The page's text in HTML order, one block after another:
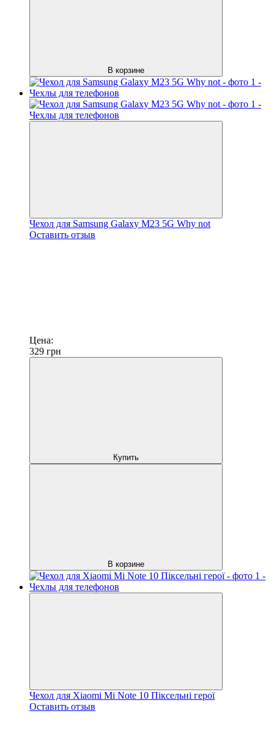
В корзине
Чехол для Samsung Galaxy M23 5G Why not
Оставить отзыв
Цена:
329 грн
Купить
В корзине
Чехол для Xiaomi Mi Note 10 Піксельні герої
Оставить отзыв